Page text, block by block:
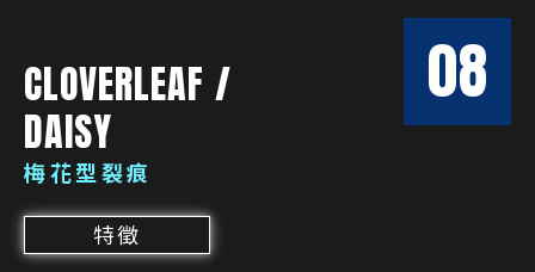
CLOVERLEAF /
DAISY
梅花型裂痕
08
特徵